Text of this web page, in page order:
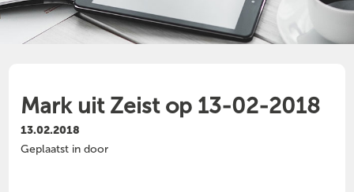
Mark uit Zeist op 13-02-2018
13.02.2018
Geplaatst in door